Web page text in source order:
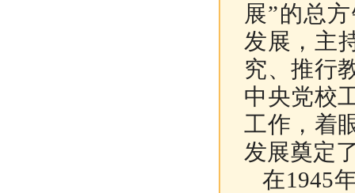
展”的总
发展，主
究、推行
中央党校
工作，着
发展奠定
在1945